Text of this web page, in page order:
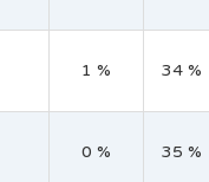
1 % 34 %
0 % 35 %